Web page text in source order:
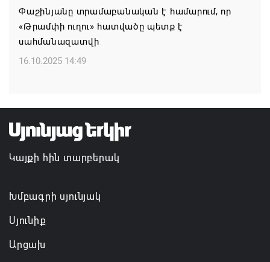
06.08.2026 10:57
Իրավունք չունեն իրենց վիրավորվածությունը
ցույց տալ
դատական առաջին նիստին
Փաշինյանը տրամաբանական է համարում, որ
«Թրամփի ուղու» հատվածը պետք է
սահմանազատվի
16.10.2025 14:49
Կայքի հին տարբերակ
Խմբագրի սյունյակ
Սյունիք
Արցախ